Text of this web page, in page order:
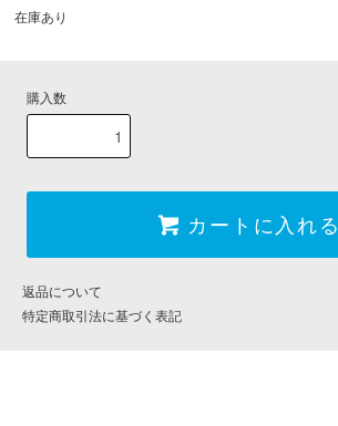
在庫あり
購入数
カートに入れる
返品について
特定商取引法に基づく表記